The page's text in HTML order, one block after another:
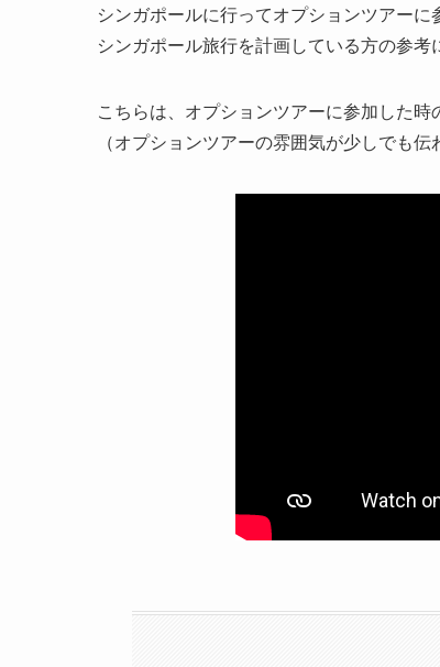
シンガポールに行ってオプションツアーに
シンガポール旅行を計画している方の参考
こちらは、オプションツアーに参加した時
（オプションツアーの雰囲気が少しでも伝